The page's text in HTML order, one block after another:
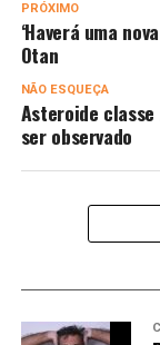
PRÓXIMO
‘Haverá uma
Otan
NÃO ESQUEÇA
Asteroide
ser observado